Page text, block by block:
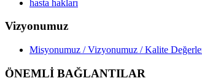
hasta hakları
Vizyonumuz
Misyonumuz / Vizyonumuz / Kalite
ÖNEMLİ BAĞLANTILAR